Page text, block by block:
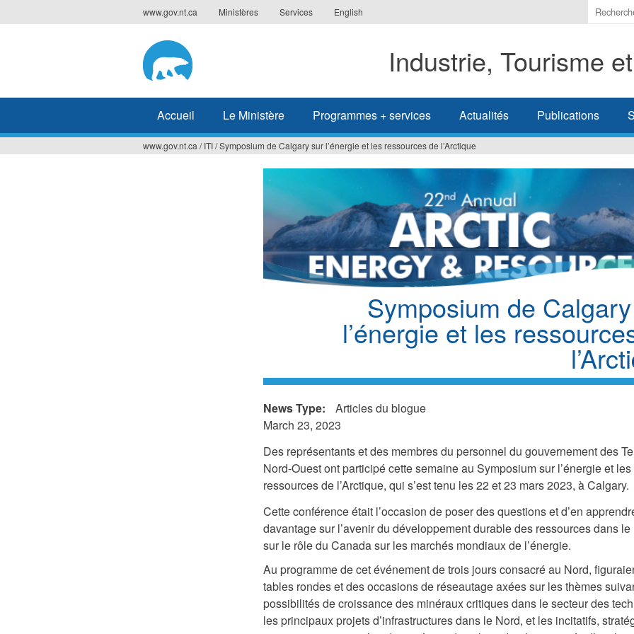
to
www.gov.nt.ca Ministères Services English
Indiquer
les
à
Industrie, Tourisme
Accueil Le Ministère Programmes + services Actualités Publications
www.gov.nt.ca / ITI/Symposium de Calgary sur l’énergie et les ressources de l’Arctique
Symposium de
l’énergie et les
News Type:
Articles du blogue
March 23, 2023
Des représentants et des membres du personnel du gouvernement des
Nord-Ouest ont participé cette semaine au Symposium sur l’énergie et les
ressources de l’Arctique, qui s’est tenu les 22 et 23 mars 2023, à Calgary.
Cette conférence était l’occasion de poser des questions et d’en
davantage sur l’avenir du développement durable des ressources dans le
sur le rôle du Canada sur les marchés mondiaux de l’énergie.
Au programme de cet événement de trois jours consacré au Nord,
tables rondes et des occasions de réseautage axées sur les thèmes
possibilités de croissance des minéraux critiques dans le secteur des
les principaux projets d’infrastructures dans le Nord, et les incitatifs,